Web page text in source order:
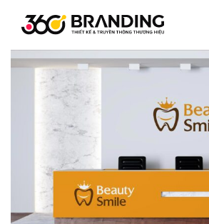
dung